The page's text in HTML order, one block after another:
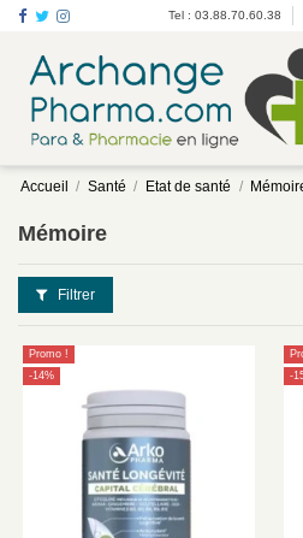
Tel : 03.88.70.60.38
Accueil Santé Etat de santé
Mémoire
Filtrer
Promo !
-14%
-